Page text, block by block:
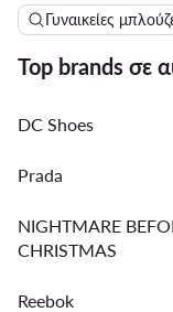
Γυναικείες
Top brands σε
DC Shoes
Prada
NIGHTMARE
CHRISTMAS
Reebok